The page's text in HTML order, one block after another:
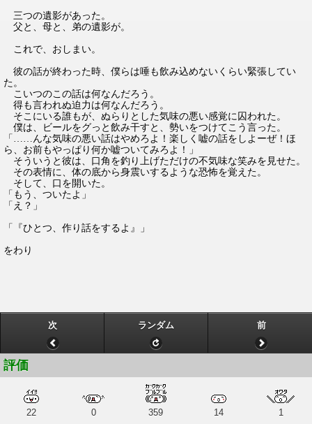
三つの遺影があった。
父と、母と、弟の遺影が。
これで、おしまい。
彼の話が終わった時、僕らは唾も飲み込めないくらい緊張してい
た。
こいつのこの話は何なんだろう。
得も言われぬ迫力は何なんだろう。
そこにいる誰もが、ぬらりとした気味の悪い感覚に囚われた。
僕は、ビールをグっと飲み干すと、勢いをつけてこう言った。
「……んな気味の悪い話はやめろよ！楽しく嘘の話をしよーぜ！ほ
ら、お前もやっぱり何か嘘ついてみろよ！」
そういうと彼は、口角を釣り上げただけの不気味な笑みを見せた。
その表情に、体の底から身震いするような恐怖を覚えた。
そして、口を開いた。
「もう、ついたよ」
「え？」
「『ひとつ、作り話をするよ』」
をわり
次 ランダム 前
評価
22 0 359 14 1